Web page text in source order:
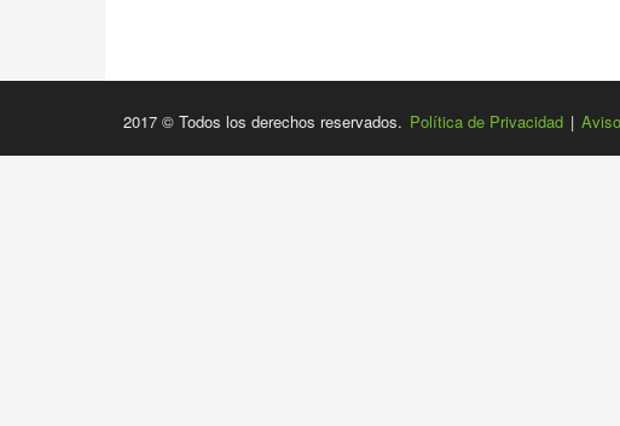
2017 © Todos los derechos reservados. Política de Privacidad |